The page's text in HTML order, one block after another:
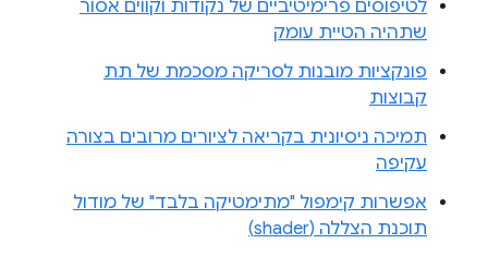
לטיפוסים פרימיטיביים של נקודות וקווים אסור
שתהיה הטיית עומק
פונקציות מובנות לסריקה מסכמת של תת
קבוצות
תמיכה ניסיונית בקריאה לציורים מרובים בצורה
עקיפה
אפשרות קימפול "מתימטיקה בלבד" של מודול
תוכנת הצללה (shader)